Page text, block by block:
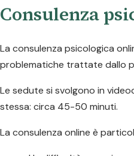
Consulenza
La consulenza psicologica
problematiche trattate dallo
Le sedute si svolgono in
stessa: circa 45-50 minuti.
La consulenza online è